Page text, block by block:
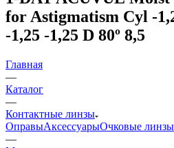
for Astigmatism Cyl -
-1,25 -1,25 D 80º 8,5
Главная
—
Каталог
—
Контактные линзы
ОправыАксессуарыОчковые линзы
—